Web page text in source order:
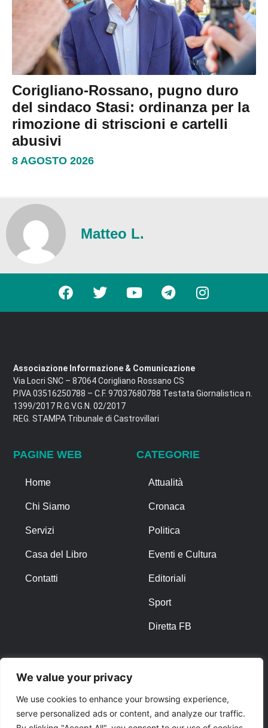
We value your privacy
We use cookies to enhance your browsing experience,
serve personalized ads or content, and analyze our traffic.
Corigliano-Rossano, pugno duro
del sindaco Stasi: ordinanza per la
rimozione di striscioni e cartelli
abusivi
8 AGOSTO 2026
Matteo L.
Associazione Informazione & Comunicazione
Via Locri SNC – 87064 Corigliano Rossano CS
P.IVA 03516250788 – C.F. 97037680788 Testata Giornalistica n.
1399/2017 R.G.V.G.N. 02/2017
REG. STAMPA Tribunale di Castrovillari
PAGINE WEB
Home
Chi Siamo
Servizi
Casa del Libro
Contatti
CATEGORIE
Attualità
Cronaca
Politica
Eventi e Cultura
Editoriali
Sport
Diretta FB
Privacy Policy